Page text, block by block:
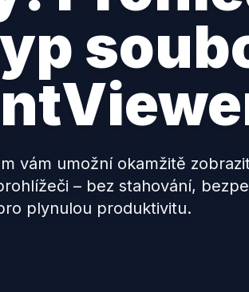
vám umožní okamžitě
– bez stahování,
plynulou produktivitu.